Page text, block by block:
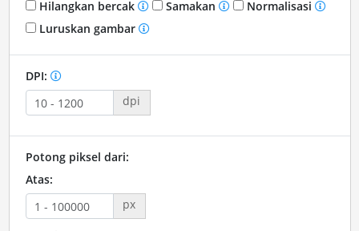
Hilangkan bercak
Samakan
Normalisasi
Luruskan gambar
DPI:
dpi
Potong piksel dari:
Atas:
px